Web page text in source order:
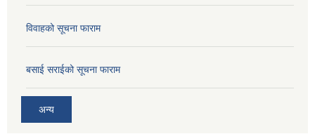
विवाहको सूचना फाराम
बसाई सराईको सूचना फाराम
अन्य